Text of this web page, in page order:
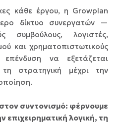
κάθε έργου, η Growplan
δίκτυο συνεργατών —
συμβούλους, λογιστές,
και χρηματοπιστωτικούς
να εξετάζεται
στρατηγική μέχρι την
συντονισμό: φέρνουμε
επιχειρηματική λογική, τη